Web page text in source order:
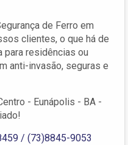
de Ferro em
clientes, o que há de
para residências ou
anti-invasão, seguras e
- Eunápolis - BA -
/ (73)8845-9053